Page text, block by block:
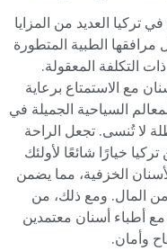
تركيا العديد من المزايا
الطبية المتطورة
التكلفة المعقولة.
مع الاستمتاع برعاية
السياحية الجميلة في
لا تُنسى. تجعل الراحة
خيارًا شائعًا لأولئك
الخزفية، مما يضمن
من المال. ومع ذلك، من
أطباء أسنان معتمدين
وأمان.